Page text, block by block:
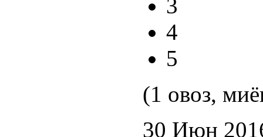
3
4
5
(1 овоз,
30 Июн